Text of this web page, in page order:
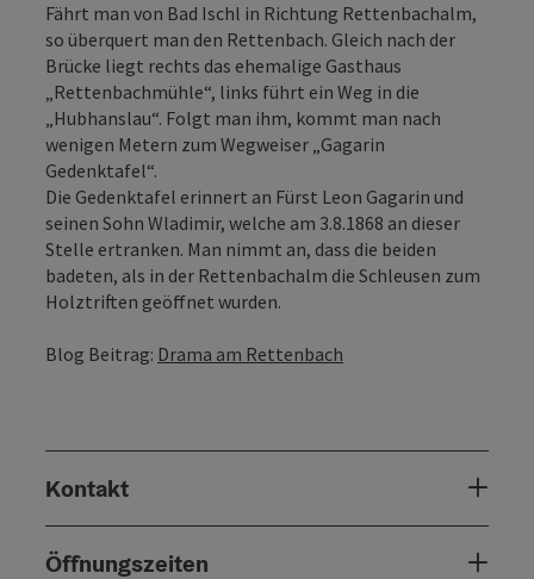
Fährt man von Bad Ischl in Richtung Rettenbachalm,
so überquert man den Rettenbach. Gleich nach der
Brücke liegt rechts das ehemalige Gasthaus
„Rettenbachmühle“, links führt ein Weg in die
„Hubhanslau“. Folgt man ihm, kommt man nach
wenigen Metern zum Wegweiser „Gagarin
Gedenktafel“.
Die Gedenktafel erinnert an Fürst Leon Gagarin und
seinen Sohn Wladimir, welche am 3.8.1868 an dieser
Stelle ertranken. Man nimmt an, dass die beiden
badeten, als in der Rettenbachalm die Schleusen zum
Holztriften geöffnet wurden.
Blog Beitrag: Drama am Rettenbach
Kontakt
Öffnungszeiten